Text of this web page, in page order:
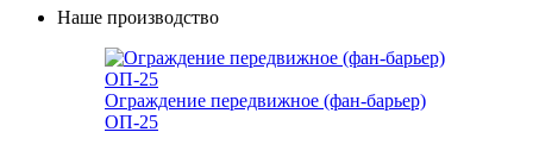
Наше производство
Ограждение передвижное (фан-барьер)
ОП-25